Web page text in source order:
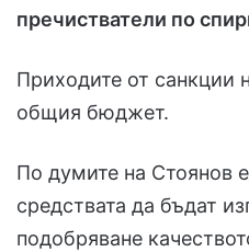
пречистватели по
Приходите от санкции
общия бюджет.
По думите на Стоянов
средствата да бъдат
подобряване